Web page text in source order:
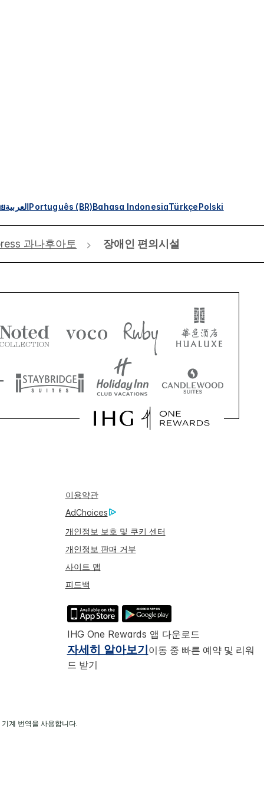
العربيةPortuguês (BR)Bahasa IndonesiaTürkçePolski
과나후아토 장애인 편의시설
이용약관
AdChoices
개인정보 보호 및 쿠키 센터
개인정보 판매 거부
사이트 맵
피드백
IHG One Rewards 앱 다운로드
자세히 알아보기 이동 중 빠른 예약 및 리워
드 받기
계 번역을 사용합니다.